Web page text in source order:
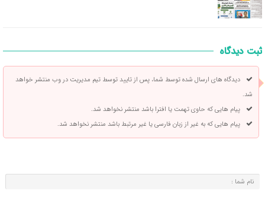
ثبت دیدگاه
دیدگاه های ارسال شده توسط شما، پس از تایید توسط تیم مدیریت در وب منتشر خواهد
شد.
پیام هایی که حاوی تهمت یا افترا باشد منتشر نخواهد شد.
پیام هایی که به غیر از زبان فارسی یا غیر مرتبط باشد منتشر نخواهد شد.